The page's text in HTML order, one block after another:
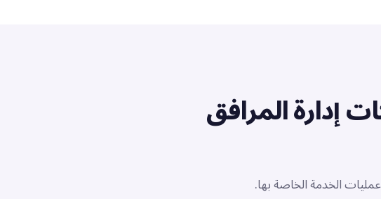
إدارة المرافق
الخدمة الخاصة بها.